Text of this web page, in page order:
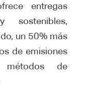
entregas
sostenibles,
un 50% más
de emisiones
de